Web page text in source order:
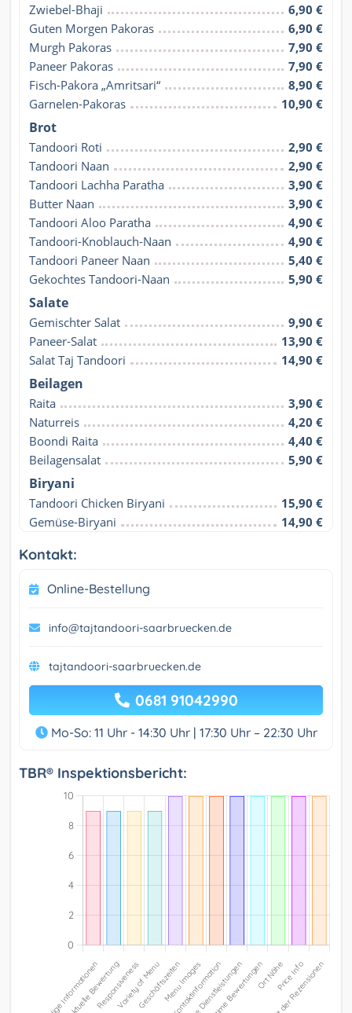
Zwiebel-Bhaji
6,90 €
Guten Morgen Pakoras
6,90 €
Murgh Pakoras
7,90 €
Paneer Pakoras
7,90 €
Fisch-Pakora „Amritsari“
8,90 €
Garnelen-Pakoras
10,90 €
Brot
Tandoori Roti
2,90 €
Tandoori Naan
2,90 €
Tandoori Lachha Paratha
3,90 €
Butter Naan
3,90 €
Tandoori Aloo Paratha
4,90 €
Tandoori-Knoblauch-Naan
4,90 €
Tandoori Paneer Naan
5,40 €
Gekochtes Tandoori-Naan
5,90 €
Salate
Gemischter Salat
9,90 €
Paneer-Salat
13,90 €
Salat Taj Tandoori
14,90 €
Beilagen
Raita
3,90 €
Naturreis
4,20 €
Boondi Raita
4,40 €
Beilagensalat
5,90 €
Biryani
Tandoori Chicken Biryani
15,90 €
Gemüse-Biryani
14,90 €
Kontakt:
Online-Bestellung
info@tajtandoori-saarbruecken.de
tajtandoori-saarbruecken.de
0681 91042990
Mo-So: 11 Uhr - 14:30 Uhr | 17:30 Uhr – 22:30 Uhr
TBR® Inspektionsbericht: